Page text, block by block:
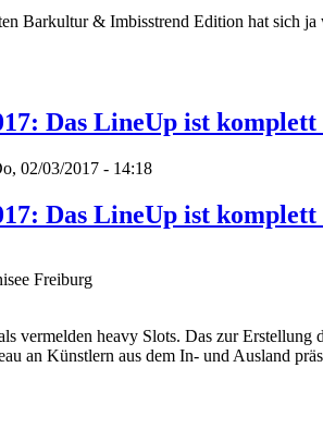
Barkultur & Imbisstrend Edition hat sich
Das LineUp ist
02/03/2017 - 14:18
Das LineUp ist
Freiburg
vermelden heavy Slots. Das zur
an Künstlern aus dem In- und Ausland